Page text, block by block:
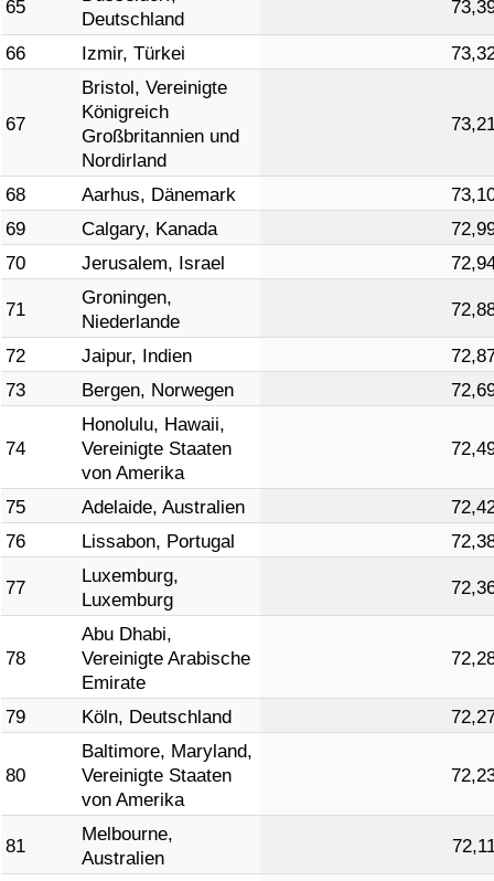
65
Deutschland
66 Izmir, Türkei
67
Bristol, Vereinigte
Königreich
Großbritannien und
Nordirland
68 Aarhus, Dänemark
69
Calgary, Kanada
70
Jerusalem, Israel
71
Groningen,
Niederlande
72 Jaipur, Indien
73
Bergen, Norwegen
74
Honolulu, Hawaii,
Vereinigte Staaten
von Amerika
75 Adelaide, Australien
76
Lissabon, Portugal
77
Luxemburg,
Luxemburg
78
Abu Dhabi,
Vereinigte Arabische
Emirate
79 Köln, Deutschland
80
Baltimore, Maryland,
Vereinigte Staaten
von Amerika
81
Melbourne,
Australien